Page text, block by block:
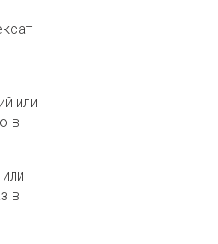
или
в
в